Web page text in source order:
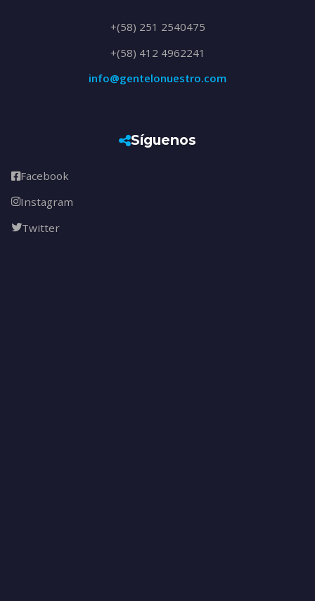
+(58) 251 2540475
+(58) 412 4962241
info@gentelonuestro.com
Síguenos
Facebook
Instagram
Twitter